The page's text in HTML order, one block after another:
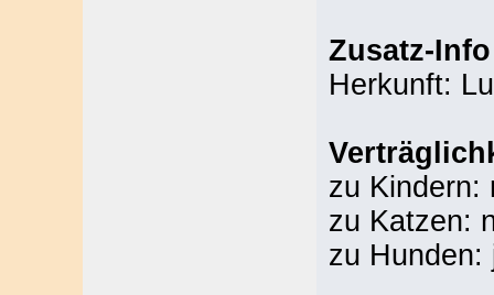
Zusatz-Info
Herkunft:
zu Kindern:
zu Katzen:
zu Hunden: